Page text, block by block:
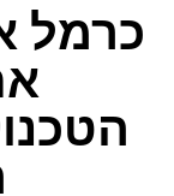
כרמל